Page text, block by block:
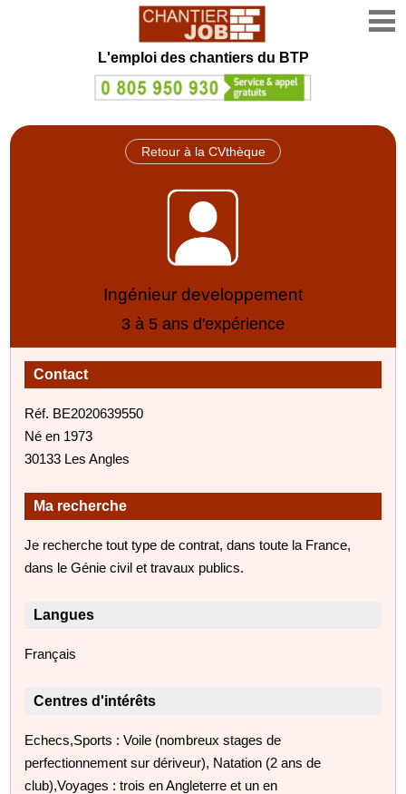
L'emploi des chantiers du BTP
Retour à la CVthèque
Ingénieur developpement
3 à 5 ans d'expérience
Contact
Réf. BE2020639550
Né en 1973
30133 Les Angles
Ma recherche
Je recherche tout type de contrat, dans toute la France,
dans le Génie civil et travaux publics.
Langues
Français
Centres d'intérêts
Echecs,Sports : Voile (nombreux stages de
perfectionnement sur dériveur), Natation (2 ans de
club),Voyages : trois en Angleterre et un en